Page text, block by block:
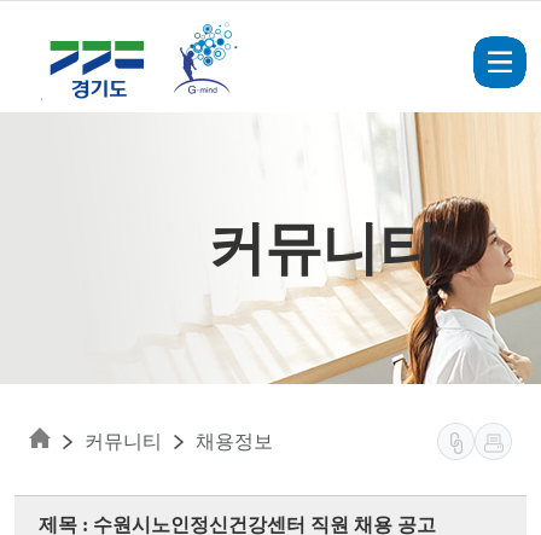
커뮤니티
커뮤니티 채용정보
제목 : 수원시노인정신건강센터 직원 채용 공고